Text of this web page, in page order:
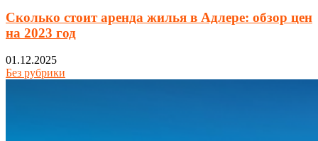
Сколько стоит аренда жилья в Адлере: обзор цен
на 2023 год
01.12.2025
Без рубрики